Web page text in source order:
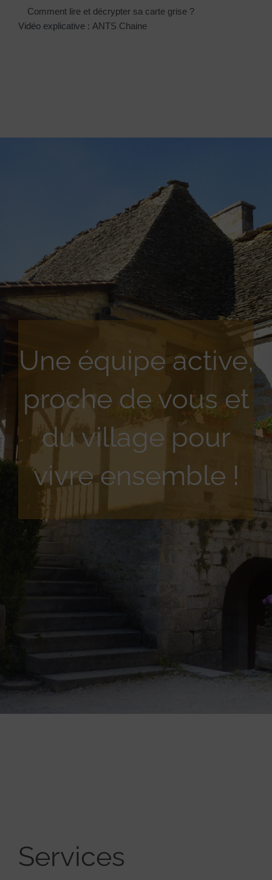
Comment lire et décrypter sa carte grise ?
Vidéo explicative : ANTS Chaine
Une équipe active,
proche de vous et
du village pour
vivre ensemble !
Services